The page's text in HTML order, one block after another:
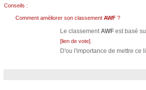
Conseils :
Comment améliorer son classement AWF ?
Le classementAWF est basé
[lien de vote].
D'ou l'importance de mettre ce